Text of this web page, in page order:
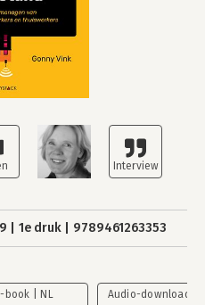
1e druk 9789461263353
book | NL Audio-download |